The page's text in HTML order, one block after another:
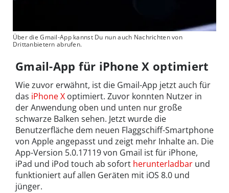
Über die Gmail-App kannst Du nun auch Nachrichten von
Drittanbietern abrufen.
Gmail-App für iPhone X optimiert
Wie zuvor erwähnt, ist die Gmail-App jetzt auch für
das iPhone X optimiert. Zuvor konnten Nutzer in
der Anwendung oben und unten nur große
schwarze Balken sehen. Jetzt wurde die
Benutzerfläche dem neuen Flaggschiff-Smartphone
von Apple angepasst und zeigt mehr Inhalte an. Die
App-Version 5.0.17119 von Gmail ist für iPhone,
iPad und iPod touch ab sofort herunterladbar und
funktioniert auf allen Geräten mit iOS 8.0 und
jünger.